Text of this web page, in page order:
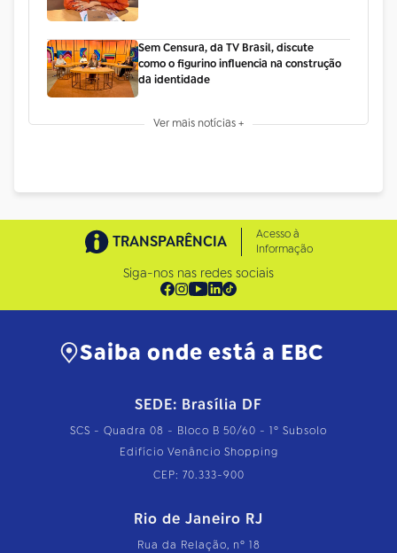
Sem Censura, da TV Brasil, discute
como o figurino influencia na construção
da identidade
Ver mais notícias +
TRANSPARÊNCIA
Acesso à
Informação
Siga-nos nas redes sociais
Saiba onde está a EBC
SEDE: Brasília DF
SCS - Quadra 08 - Bloco B 50/60 - 1º Subsolo
Edifício Venâncio Shopping
CEP: 70.333-900
Rio de Janeiro RJ
Rua da Relação, nº 18